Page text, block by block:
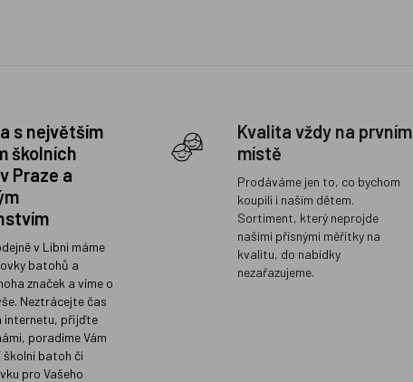
s největším
školních
Praze a
v Libni máme
batohů a
značek a víme o
Neztrácejte čas
internetu, přijďte
poradíme Vám
školní batoh či
pro Vašeho
Kvalita vždy na prvním
místě
Prodáváme jen to, co bychom
koupili i našim dětem.
Sortiment, který neprojde
našimi přísnými měřítky na
kvalitu, do nabídky
nezařazujeme.